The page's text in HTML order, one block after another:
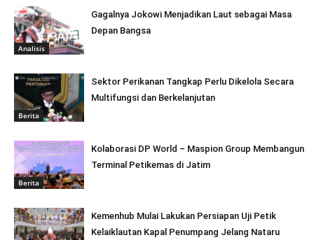
Analisis
Gagalnya Jokowi Menjadikan Laut sebagai Masa
Depan Bangsa
Berita
Sektor Perikanan Tangkap Perlu Dikelola Secara
Multifungsi dan Berkelanjutan
Berita
Kolaborasi DP World – Maspion Group Membangun
Terminal Petikemas di Jatim
Kemenhub Mulai Lakukan Persiapan Uji Petik
Kelaiklautan Kapal Penumpang Jelang Nataru